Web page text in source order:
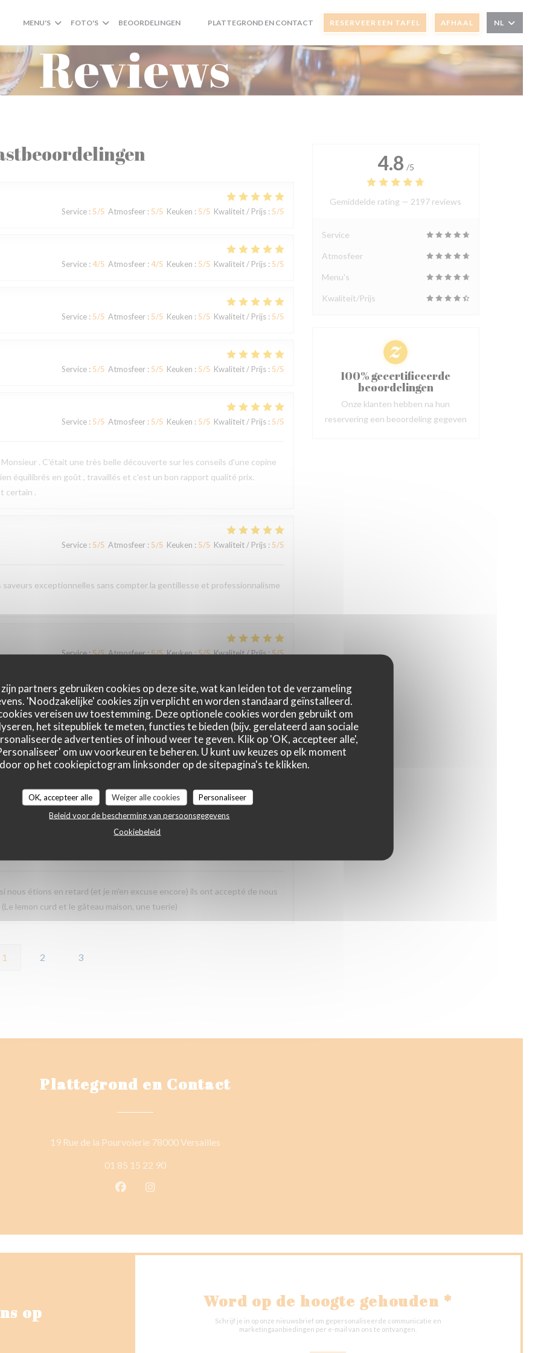
partners gebruiken cookies op deze site, wat kan leiden tot de verzameling
'Noodzakelijke' cookies zijn verplicht en worden standaard geïnstalleerd.
vereisen uw toestemming. Deze optionele cookies worden gebruikt om
het sitepubliek te meten, functies te bieden (bijv. gerelateerd aan sociale
advertenties of inhoud weer te geven. Klik op 'OK, accepteer alle',
om uw voorkeuren te beheren. U kunt uw keuzes op elk moment
op het cookiepictogram linksonder op de sitepagina's te klikken.
OK, accepteer alle Weiger alle cookies
Personaliseer
Beleid voor de bescherming van persoonsgegevens
Cookiebeleid
MENU'S FOTO'S BEOORDELINGEN
((OPENT IN EEN NIEUW VENSTER))
((OPENT IN EEN NIEUW VENSTER))
PLATTEGROND EN CONTACT RESERVEER EEN TAFEL AFHAAL NL
Reviews
Service: 5/5 Atmosfeer: 5/5 Keuken : 5/5 Kwaliteit / Prijs: 5/5
Service: 4/5 Atmosfeer: 4/5 Keuken : 5/5 Kwaliteit / Prijs: 5/5
Service: 5/5 Atmosfeer: 5/5 Keuken : 5/5 Kwaliteit / Prijs: 5/5
Service: 5/5 Atmosfeer: 5/5 Keuken : 5/5 Kwaliteit / Prijs: 5/5
Service: 5/5 Atmosfeer: 5/5 Keuken : 5/5 Kwaliteit / Prijs: 5/5
. C'était une très belle découverte sur les conseils d'une copine
équilibrés en goût , travaillés et c'est un bon rapport qualité prix.
certain .
Service: 5/5 Atmosfeer: 5/5 Keuken : 5/5 Kwaliteit / Prijs: 5/5
exceptionnelles sans compter la gentillesse et professionnalisme
Service:5/5 Atmosfeer:5/5 Keuken:5/5 Kwaliteit / Prijs:5/5
Service: 5/5 Atmosfeer: 5 /5 Keuken : 5/5 Kwaliteit / Prijs: 5/5
Service:5 Atmosfeer:5/5 Keuken 5/5 Kwaliteit / Prijs
nous étions en retard (et je m'en excuse encore) ils ont accepté de nous
lemon curd et le gâteau maison, une tuerie)
1 2 3
4.8 /5
Gemiddelde rating — 2197 reviews
Service
Atmosfeer
Menu's
Kwaliteit/Prijs
100% gecertificeerde
beoordelingen
Onze klanten hebben na hun
reservering een beoordeling gegeven
Plattegrond en Contact
19 Rue de la Pourvoierie 78000 Versailles
01 85 15 22 90
Facebook ((opent in een nieuw venster))
Instagram ((opent in een nieuw venster))
op
Word op de hoogte gehouden *
Schrijf je in op onze nieuwsbrief om gepersonaliseerde communicatie en
marketingaanbiedingen per e-mail van ons te ontvangen.